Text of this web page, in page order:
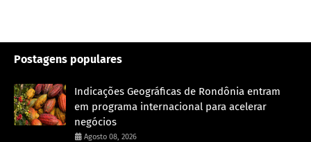
Postagens populares
Indicações Geográficas de Rondônia entram
em programa internacional para acelerar
negócios
Agosto 08, 2026